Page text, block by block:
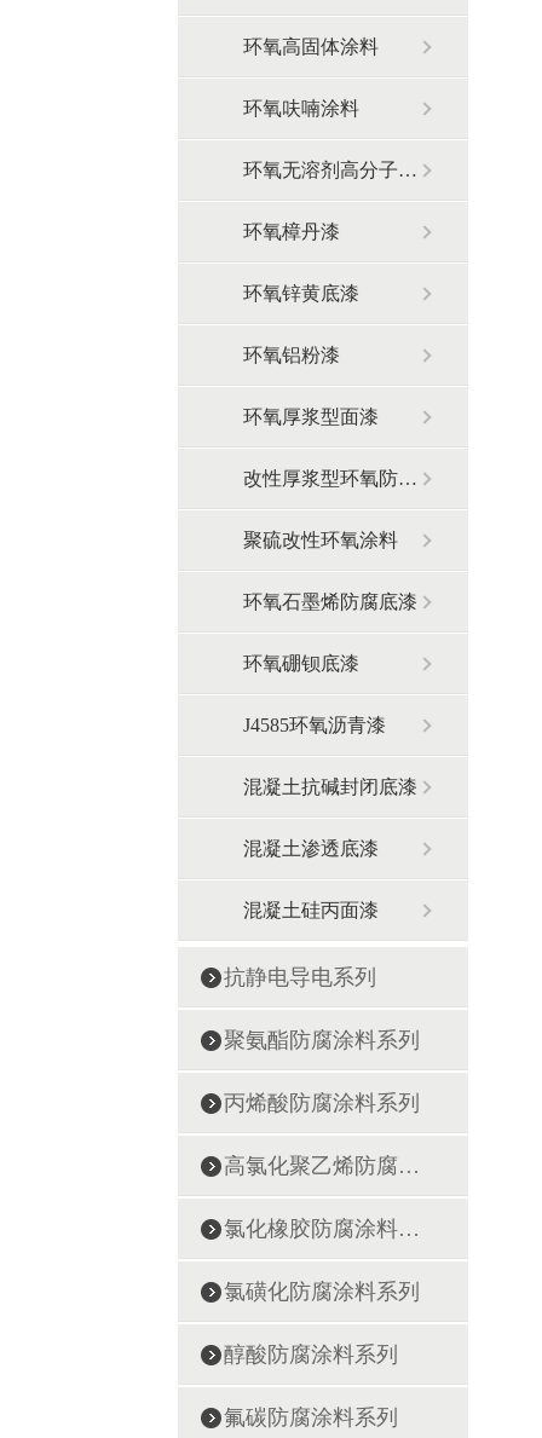
环氧高固体涂料
环氧呋喃涂料
环氧无溶剂高分子涂料
环氧樟丹漆
环氧锌黄底漆
环氧铝粉漆
环氧厚浆型面漆
改性厚浆型环氧防腐涂料
聚硫改性环氧涂料
环氧石墨烯防腐底漆
环氧硼钡底漆
J4585环氧沥青漆
混凝土抗碱封闭底漆
混凝土渗透底漆
混凝土硅丙面漆
抗静电导电系列
聚氨酯防腐涂料系列
丙烯酸防腐涂料系列
高氯化聚乙烯防腐涂料系列
氯化橡胶防腐涂料系列
氯磺化防腐涂料系列
醇酸防腐涂料系列
氟碳防腐涂料系列